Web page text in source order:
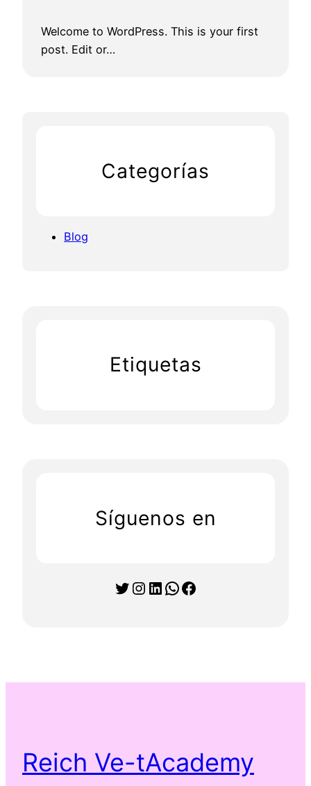
Welcome to WordPress. This is your first
post. Edit or…
Categorías
Blog
Etiquetas
Síguenos en
Twitter Instagram LinkedIn WhatsApp Facebook
Reich Ve-tAcademy